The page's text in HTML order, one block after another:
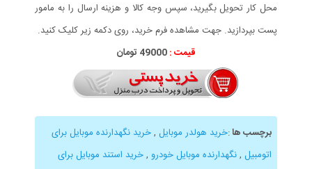
محل کار تحویل بگیرید، سپس وجه کالا و هزینه ارسال را به مامور
پست بپردازید. جهت مشاهده فرم خرید، روی دکمه زیر کلیک کنید.
قیمت :49000 تومان
برچسب ها:خرید هولدر موبایل ,خرید نگهدارنده موبایل برای
اتومبیل ,نگهدارنده موبایل خودرو ,خرید استند موبایل برای